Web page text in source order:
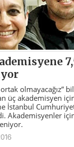
olmayacağız”
üç akademisyen
İstanbul Cumhuriyet
Akademisyenler